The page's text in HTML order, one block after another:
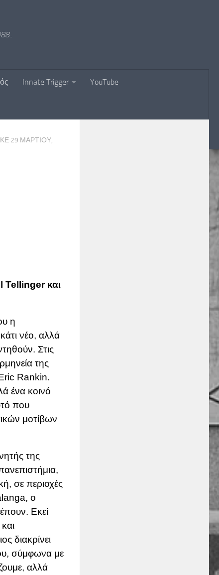
Innate Trigger YouTube
29 ΜΑΡΤΊΟΥ,
Tellinger και
η
νέο, αλλά
Στις
της
Rankin.
ένα κοινό
που
μοτίβων
της
σε περιοχές
ο
Εκεί
διακρίνει
σύμφωνα με
αλλά